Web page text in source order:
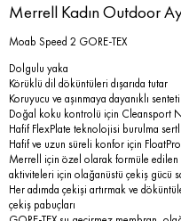
Merrell Kadın Outdoor
Moab Speed 2 GORE-TEX
Dolgulu yaka
Körüklü dil döküntüleri dışarıda tutar
Koruyucu ve aşınmaya dayanıklı
Doğal koku kontrolü için Cleansport
Hafif FlexPlate teknolojisi burulma
Hafif ve uzun süreli konfor için
Merrell için özel olarak formüle edilen
aktiviteleri için olağanüstü çekiş gücü
Her adımda çekişi artırmak ve
çekiş pabuçları